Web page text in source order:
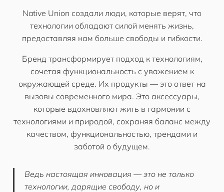
Native Union создали люди, которые верят, что
технологии обладают силой менять жизнь,
предоставляя нам больше свободы и гибкости.
Бренд трансформирует подход к технологиям,
сочетая функциональность с уважением к
окружающей среде. Их продукты — это ответ на
вызовы современного мира. Это аксессуары,
которые вдохновляют жить в гармонии с
технологиями и природой, сохраняя баланс между
качеством, функциональностью, трендами и
заботой о будущем.
Ведь настоящая инновация — это не только
технологии, дарящие свободу, но и